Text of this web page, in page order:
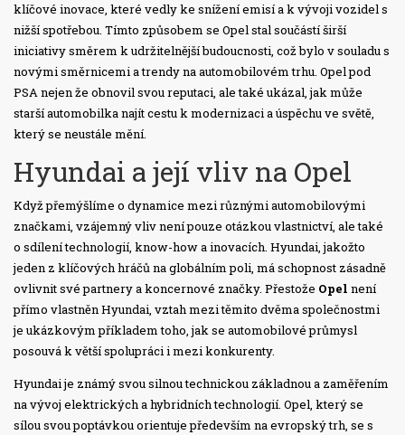
klíčové inovace, které vedly ke snížení emisí a k vývoji vozidel s
nižší spotřebou. Tímto způsobem se Opel stal součástí širší
iniciativy směrem k udržitelnější budoucnosti, což bylo v souladu s
novými směrnicemi a trendy na automobilovém trhu. Opel pod
PSA nejen že obnovil svou reputaci, ale také ukázal, jak může
starší automobilka najít cestu k modernizaci a úspěchu ve světě,
který se neustále mění.
Hyundai a její vliv na Opel
Když přemýšlíme o dynamice mezi různými automobilovými
značkami, vzájemný vliv není pouze otázkou vlastnictví, ale také
o sdílení technologií, know-how a inovacích. Hyundai, jakožto
jeden z klíčových hráčů na globálním poli, má schopnost zásadně
ovlivnit své partnery a koncernové značky. Přestože Opel není
přímo vlastněn Hyundai, vztah mezi těmito dvěma společnostmi
je ukázkovým příkladem toho, jak se automobilové průmysl
posouvá k větší spolupráci i mezi konkurenty.
Hyundai je známý svou silnou technickou základnou a zaměřením
na vývoj elektrických a hybridních technologií. Opel, který se
sílou svou poptávkou orientuje především na evropský trh, se s